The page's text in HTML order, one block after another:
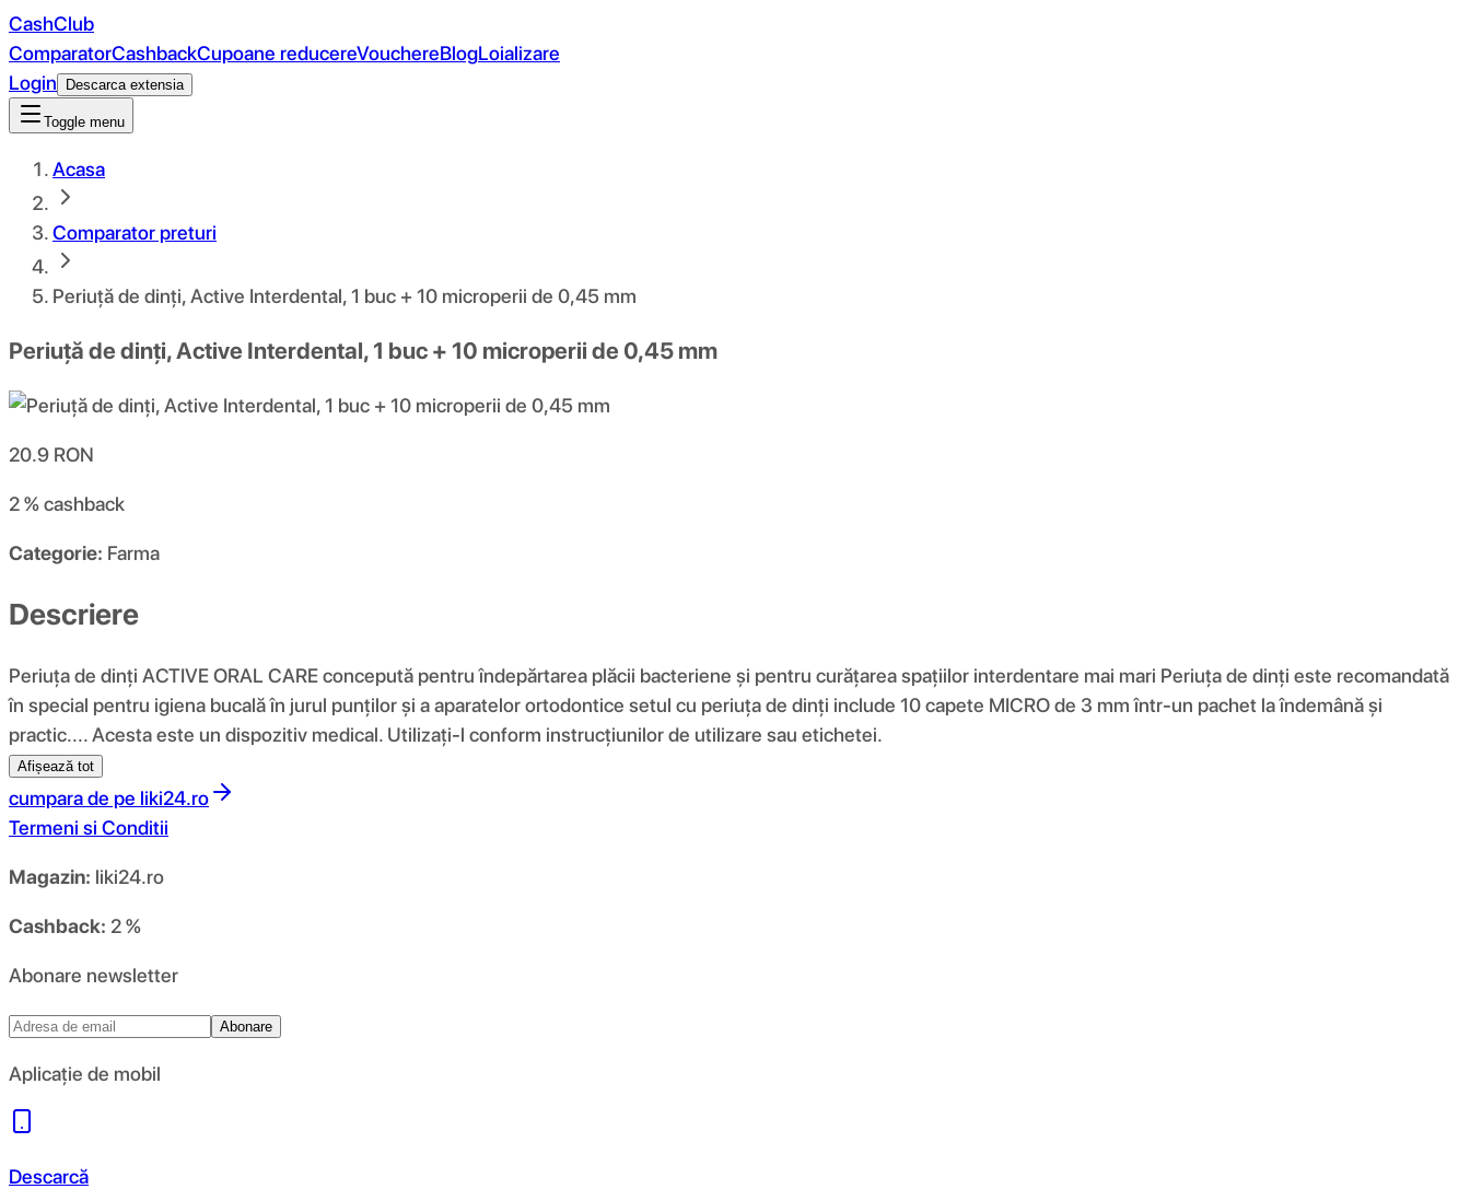
CashClub
ComparatorCashbackCupoane reducereVouchereBlogLoializare
Login
Descarca extensia
Toggle menu
Acasa
Comparator preturi
Periuță de dinți, Active Interdental, 1 buc + 10 microperii de 0,45 mm
Periuță de dinți, Active Interdental, 1 buc + 10 microperii de 0,45 mm
20.9 RON
2 %cashback
Categorie: Farma
Descriere
Periuța de dinți ACTIVE ORAL CARE concepută pentru îndepărtarea plăcii bacteriene și pentru curățarea spațiilor interdentare mai mari Periuța de dinți este recomandată
în special pentru igiena bucală în jurul punților și a aparatelor ortodontice setul cu periuța de dinți include 10 capete MICRO de 3 mm într-un pachet la îndemână și
practic.... Acesta este un dispozitiv medical. Utilizați-l conform instrucțiunilor de utilizare sau etichetei.
Afișează tot
cumpara de pe liki24.ro
Termeni si Conditii
Magazin: liki24.ro
Cashback: 2 %
Abonare newsletter
Abonare
Aplicație de mobil
Descarcă